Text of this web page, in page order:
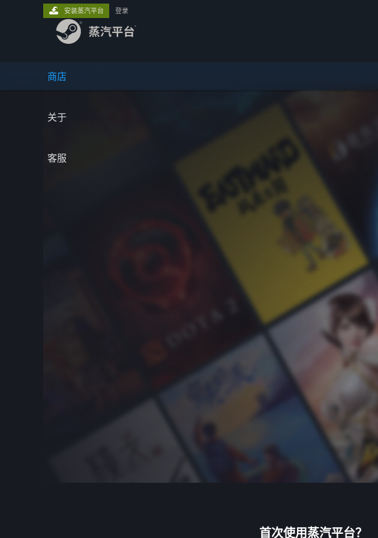
商店
关于
客服
安装蒸汽平台 登录
首次使用蒸汽平台？